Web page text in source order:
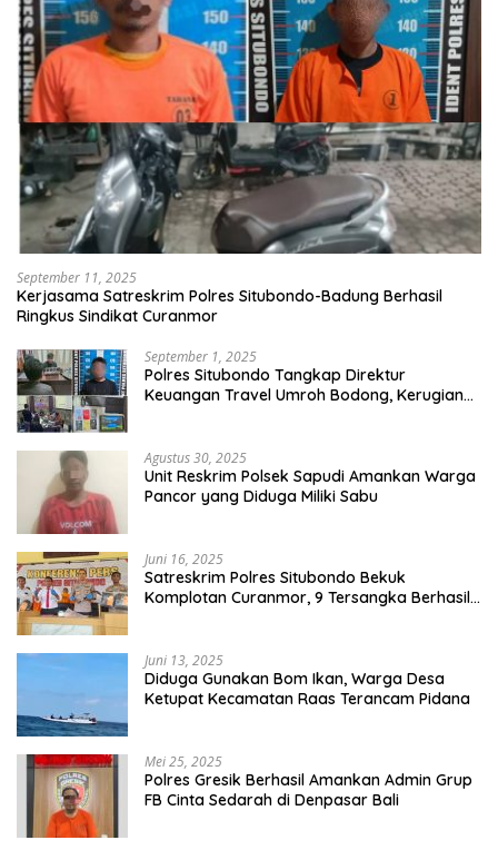
September 11, 2025
Kerjasama Satreskrim Polres Situbondo-Badung Berhasil
Ringkus Sindikat Curanmor
September 1, 2025
Polres Situbondo Tangkap Direktur
Keuangan Travel Umroh Bodong, Kerugian
Agustus 30, 2025
Unit Reskrim Polsek Sapudi Amankan Warga
Pancor yang Diduga Miliki Sabu
Juni 16, 2025
Satreskrim Polres Situbondo Bekuk
Komplotan Curanmor, 9 Tersangka Berhasil
Juni 13, 2025
Diduga Gunakan Bom Ikan, Warga Desa
Ketupat Kecamatan Raas Terancam Pidana
Mei 25, 2025
Polres Gresik Berhasil Amankan Admin Grup
FB Cinta Sedarah di Denpasar Bali